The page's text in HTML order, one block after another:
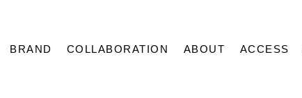
BRAND COLLABORATION ABOUT ACCESS